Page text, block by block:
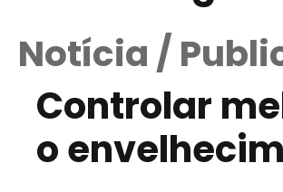
Notícia /
Controlar
o